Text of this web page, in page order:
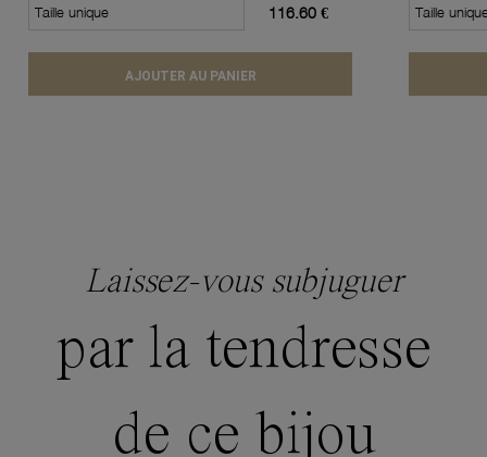
Taille unique 116.60 €
AJOUTER AU PANIER
Taille
Laissez-vous subjuguer
par la tendresse
de ce bijou